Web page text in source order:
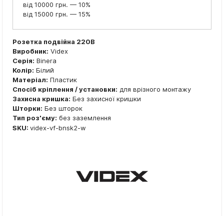
від 10000 грн. — 10%
від 15000 грн. — 15%
Розетка подвійна 220В
Виробник: Videx
Серія: Binera
Колір: Білий
Матеріал: Пластик
Спосіб кріплення / установки: для врізного монтажу
Захисна кришка: Без захисної кришки
Шторки: Без шторок
Тип роз'єму: без заземлення
SKU: videx-vf-bnsk2-w